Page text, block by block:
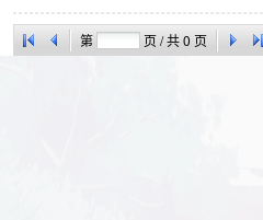
第 页 / 共0 页